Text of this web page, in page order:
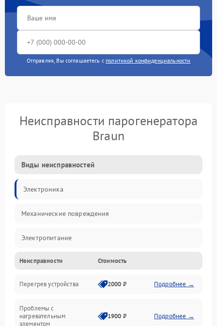
Отправляя, Вы соглашаетесь с политикой конфиденциальности
Неисправности парогенератора
Braun
Виды неисправностей
Электроника
Механические повреждения
Электропитание
Парообразование
Герметичность
Механика
Неисправности Стоимость
Перегрев устройства 2000 ₽ Подробнее →
Проблемы с
нагревательным
элементом
1900 ₽ Подробнее →